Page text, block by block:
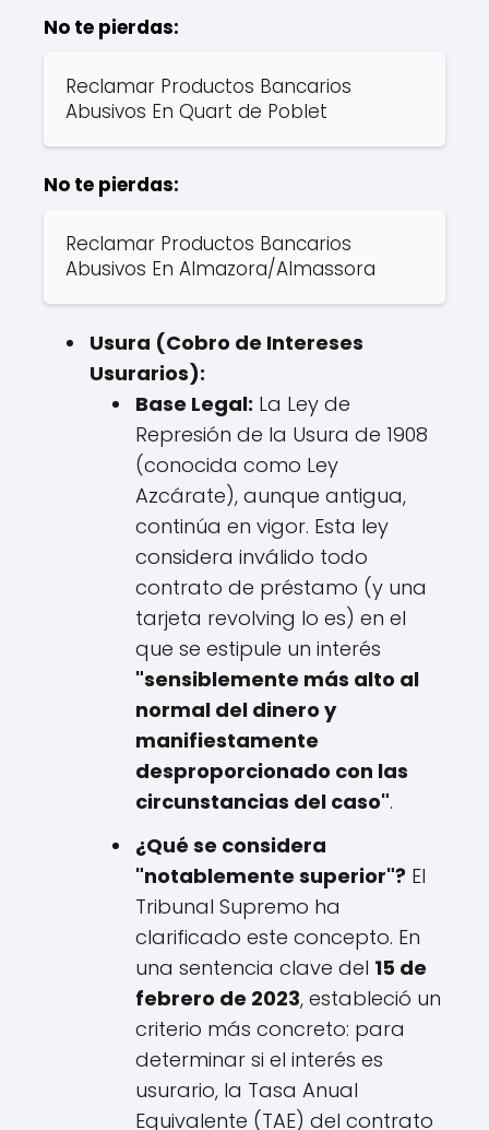
No te pierdas:
Reclamar Productos Bancarios
Abusivos En Quart de Poblet
No te pierdas:
Reclamar Productos Bancarios
Abusivos En Almazora/Almassora
Usura (Cobro de Intereses
Usurarios):
Base Legal: La Ley de
Represión de la Usura de 1908
(conocida como Ley
Azcárate), aunque antigua,
continúa en vigor. Esta ley
considera inválido todo
contrato de préstamo (y una
tarjeta revolving lo es) en el
que se estipule un interés
"sensiblemente más alto al
normal del dinero y
manifiestamente
desproporcionado con las
circunstancias del caso".
¿Qué se considera
"notablemente superior"? El
Tribunal Supremo ha
clarificado este concepto. En
una sentencia clave del 15 de
febrero de 2023, estableció un
criterio más concreto: para
determinar si el interés es
usurario, la Tasa Anual
Equivalente (TAE) del contrato